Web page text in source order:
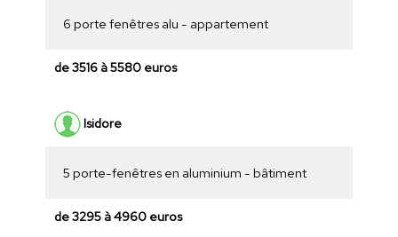
6 porte fenêtres alu - appartement
de 3516 à 5580 euros
Isidore
5 porte-fenêtres en aluminium - bâtiment
de 3295 à 4960 euros